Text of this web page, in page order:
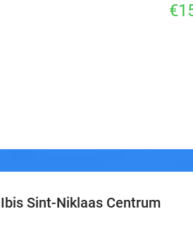
Ibis Sint-Niklaas Centrum